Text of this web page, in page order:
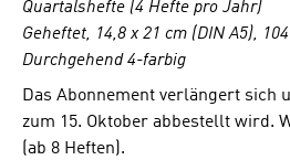
Quartalshefte (4 Hefte pro Jahr)
Geheftet, 14,8 x 21 cm (DIN A5), 104
Durchgehend 4-farbig
Das Abonnement verlängert sich
zum 15. Oktober abbestellt wird.
(ab 8 Heften).